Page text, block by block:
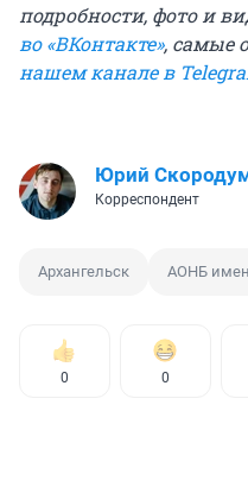
подробности, фото и
во «ВКонтакте», самые
нашем канале в
Юрий
Корреспондент
Архангельск АОНБ
0 0